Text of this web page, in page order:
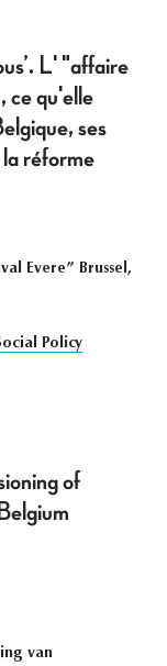
L' "affaire
ce qu'elle
ses
réforme
Evere” Brussel,
Policy
of
van